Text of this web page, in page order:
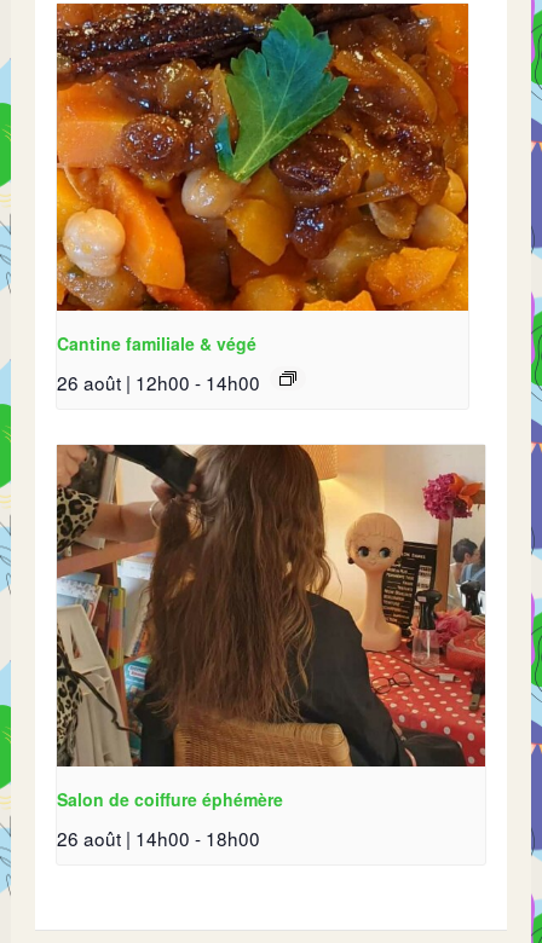
Cantine familiale & végé
26 août | 12h00 - 14h00
Salon de coiffure éphémère
26 août | 14h00 - 18h00